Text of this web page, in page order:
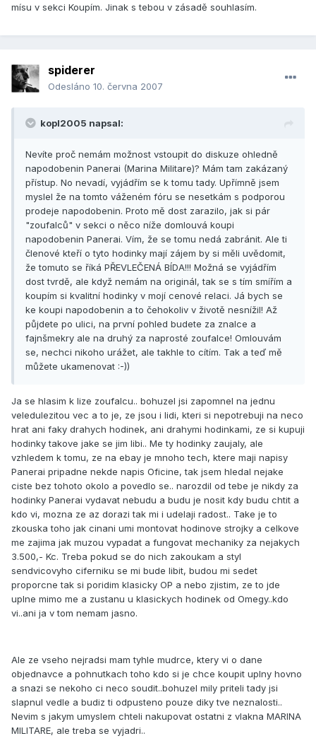
mísu v sekci Koupím. Jinak s tebou v zásadě souhlasím.
spiderer
Odesláno 10. června 2007
kopl2005 napsal:
Nevíte proč nemám možnost vstoupit do diskuze ohledně
napodobenin Panerai (Marina Militare)? Mám tam zakázaný
přístup. No nevadí, vyjádřím se k tomu tady. Upřímně jsem
myslel že na tomto váženém fóru se nesetkám s podporou
prodeje napodobenin. Proto mě dost zarazilo, jak si pár
"zoufalců" v sekci o něco níže domlouvá koupi
napodobenin Panerai. Vím, že se tomu nedá zabránit. Ale ti
členové kteří o tyto hodinky mají zájem by si měli uvědomit,
že tomuto se říká PŘEVLEČENÁ BÍDA!!! Možná se vyjádřím
dost tvrdě, ale když nemám na originál, tak se s tím smířím a
koupím si kvalitní hodinky v mojí cenové relaci. Já bych se
ke koupi napodobenin a to čehokoliv v životě nesnížil! Až
půjdete po ulici, na první pohled budete za znalce a
fajnšmekry ale na druhý za naprosté zoufalce! Omlouvám
se, nechci nikoho urážet, ale takhle to cítím. Tak a teď mě
můžete ukamenovat :-))
Ja se hlasim k lize zoufalcu.. bohuzel jsi zapomnel na jednu
veledulezitou vec a to je, ze jsou i lidi, kteri si nepotrebuji na neco
hrat ani faky drahych hodinek, ani drahymi hodinkami, ze si kupuji
hodinky takove jake se jim libi.. Me ty hodinky zaujaly, ale
vzhledem k tomu, ze na ebay je mnoho tech, ktere maji napisy
Panerai pripadne nekde napis Oficine, tak jsem hledal nejake
ciste bez tohoto okolo a povedlo se.. narozdil od tebe je nikdy za
hodinky Panerai vydavat nebudu a budu je nosit kdy budu chtit a
kdo vi, mozna ze az dorazi tak mi i udelaji radost.. Take je to
zkouska toho jak cinani umi montovat hodinove strojky a celkove
me zajima jak muzou vypadat a fungovat mechaniky za nejakych
3.500,- Kc. Treba pokud se do nich zakoukam a styl
sendvicovyho ciferniku se mi bude libit, budou mi sedet
proporcne tak si poridim klasicky OP a nebo zjistim, ze to jde
uplne mimo me a zustanu u klasickych hodinek od Omegy..kdo
vi..ani ja v tom nemam jasno.
Ale ze vseho nejradsi mam tyhle mudrce, ktery vi o dane
objednavce a pohnutkach toho kdo si je chce koupit uplny hovno
a snazi se nekoho ci neco soudit..bohuzel mily priteli tady jsi
slapnul vedle a budiz ti odpusteno pouze diky tve neznalosti..
Nevim s jakym umyslem chteli nakupovat ostatni z vlakna MARINA
MILITARE, ale treba se vyjadri..